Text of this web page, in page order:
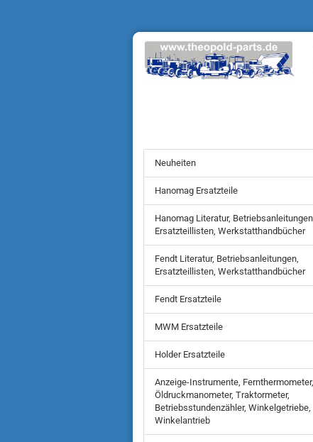
Neuheiten
Hanomag Ersatzteile
Hanomag Literatur,
Ersatzteillisten, Werkstatthandbücher
Fendt Literatur, Betriebsanleitungen,
Ersatzteillisten, Werkstatthandbücher
Fendt Ersatzteile
MWM Ersatzteile
Holder Ersatzteile
Anzeige-Instrumente, Fernthermometer,
Öldruckmanometer, Traktormeter,
Betriebsstundenzähler, Winkelgetriebe,
Winkelantrieb